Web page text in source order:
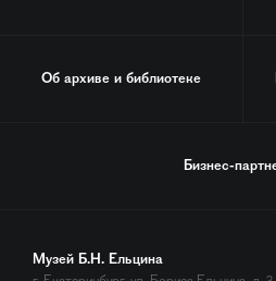
Об архиве и библиотеке
Бизнес-
Музей Б.Н. Ельцина